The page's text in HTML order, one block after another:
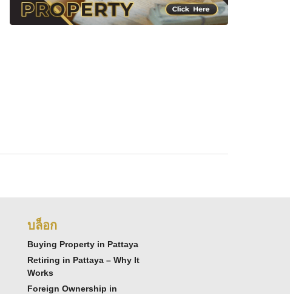
บล็อก
Buying Property in Pattaya
Retiring in Pattaya – Why It
Works
Foreign Ownership in